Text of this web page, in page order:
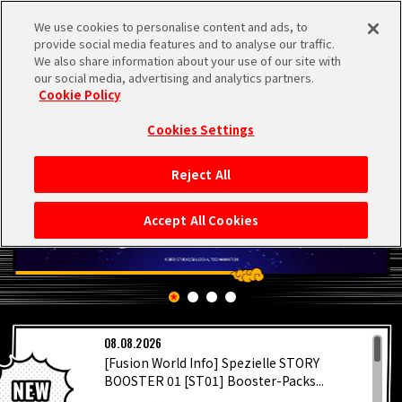
MEN
STARTSEITE
NEUES
HIGHLIGHTS
VIDEOS
08.08.2026
[Fusion World Info] Spezielle STORY
BOOSTER 01 [ST01] Booster-Packs...
We use cookies to personalise content and ads, to
provide social media features and to analyse our traffic.
We also share information about your use of our site with
our social media, advertising and analytics partners.
Cookie Policy
Cookies Settings
Reject All
Accept All Cookies